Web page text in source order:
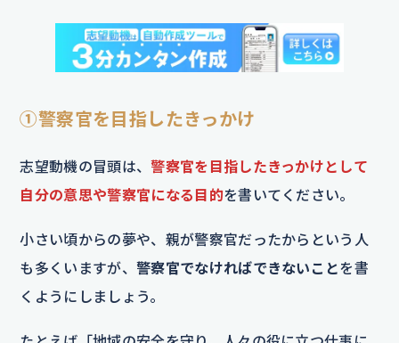
①警察官を目指したきっかけ
志望動機の冒頭は、警察官を目指したきっかけとして
自分の意思や警察官になる目的を書いてください。
小さい頃からの夢や、親が警察官だったからという人
も多くいますが、 警察官でなければできないこと を書
くようにしましょう。